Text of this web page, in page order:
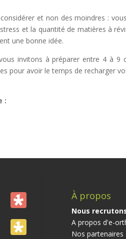
et non des moindres :
et la quantité de matières à
une bonne idée.
invitons à préparer entre 4 à
pour avoir le temps de recharger
:
À propos
Nous
A propos d'e-
Nos partenaires